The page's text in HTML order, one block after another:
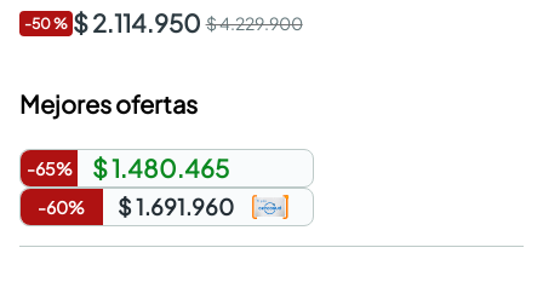
-50% $ 2.114.950 $ 4.229.900
Mejores ofertas
-65% $ 1.480.465
-60% $ 1.691.960